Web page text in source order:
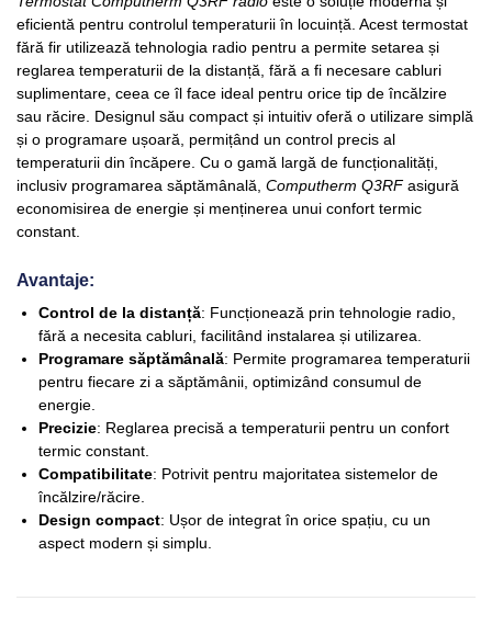
eficientă pentru controlul temperaturii în locuință. Acest termostat
fără fir utilizează tehnologia radio pentru a permite setarea și
reglarea temperaturii de la distanță, fără a fi necesare cabluri
suplimentare, ceea ce îl face ideal pentru orice tip de încălzire
sau răcire. Designul său compact și intuitiv oferă o utilizare simplă
și o programare ușoară, permițând un control precis al
temperaturii din încăpere. Cu o gamă largă de funcționalități,
inclusiv programarea săptămânală, Computherm Q3RFasigură
economisirea de energie și menținerea unui confort termic
constant.
Avantaje:
Control de la distanță: Funcționează prin tehnologie radio,
fără a necesita cabluri, facilitând instalarea și utilizarea.
Programare săptămânală: Permite programarea temperaturii
pentru fiecare zi a săptămânii, optimizând consumul de
energie.
Precizie: Reglarea precisă a temperaturii pentru un confort
termic constant.
Compatibilitate: Potrivit pentru majoritatea sistemelor de
încălzire/răcire.
Design compact: Ușor de integrat în orice spațiu, cu un
aspect modern și simplu.